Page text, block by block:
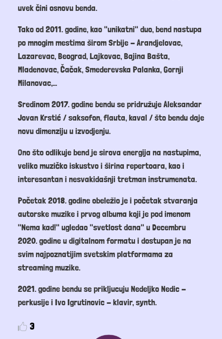
uvek čini osnovu benda.
Tako od 2011. godine, kao "unikatni" duo, bend nastupa
po mnogim mestima širom Srbije - Arandjelovac,
Lazarevac, Beograd, Lajkovac, Bajina Bašta,
Mladenovac, Čačak, Smederevska Palanka, Gornji
Milanovac,...
Sredinom 2017. godine bendu se pridružuje Aleksandar
Jovan Krstić / saksofon, flauta, kaval / što bendu daje
novu dimenziju u izvodjenju.
Ono što odlikuje bend je sirova energija na nastupima,
veliko muzičko iskustvo i širina repertoara, kao i
interesantan i nesvakidašnji tretman instrumenata.
Početak 2018. godine obeležio je i početak stvaranja
autorske muzike i prvog albuma koji je pod imenom
"Nema kad!" ugledao "svetlost dana" u Decembru
2020. godine u digitalnom formatu i dostupan je na
svim najpoznatijim svetskim platformama za
streaming muzike.
2021. godine bendu se prikljucuju Nedeljko Nedic -
perkusije i Ivo Igrutinovic - klavir, synth.
3